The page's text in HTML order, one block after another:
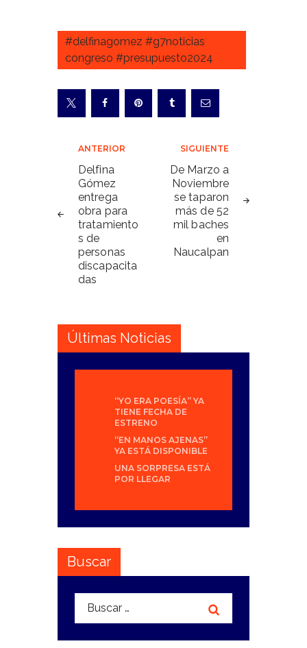
#delfinagomez #g7noticias
congreso #presupuesto2024
Navegación
de
entradas
ANTERIOR
Delfina
Gómez
entrega
obra para
tratamiento
s de
personas
discapacita
das
SIGUIENTE
De Marzo a
Noviembre
se taparon
más de 52
mil baches
en
Naucalpan
Últimas Noticias
“YO ERA POESÍA” YA
TIENE FECHA DE
ESTRENO
“EN MANOS AJENAS”
YA ESTÁ DISPONIBLE
UNA SORPRESA ESTÁ
POR LLEGAR
Buscar
Buscar: